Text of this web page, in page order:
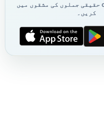
حقیقی جملوں کی مشقوں میں can / can't کی مشق
کریں۔